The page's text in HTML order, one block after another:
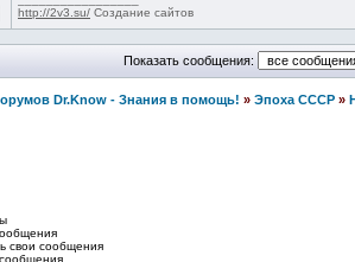
http://2v3.su/ Создание сайтов
Показать сообщения:
Dr.Know - Знания в помощь! » Эпоха СССР »
свои сообщения